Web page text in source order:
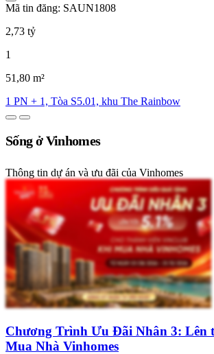
Mã tin đăng: SAUN1808
2,73 tỷ
1
51,80 m²
1 PN + 1, Tòa S5.01, khu The Rainbow
Sống ở Vinhomes
Thông tin dự án và ưu đãi của Vinhomes
Chương Trình Ưu Đãi Nhân 3: Lên
Mua Nhà Vinhomes